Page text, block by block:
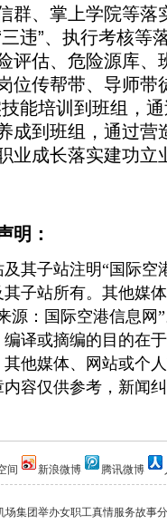
群、掌上学院等
违”、执行考核等
评估、危险源库、
位传帮带、导师
能培训到班组，
成到班组，通过营
业成长落实建功立
明：
子站注明“国际空
子站所有。其他媒
源：国际空港信息
译或摘编的目的在
其他媒体、网站或个
容仅供参考，新闻纠
间 新浪微博 腾讯微博
场集团举办女职工真情服务故事